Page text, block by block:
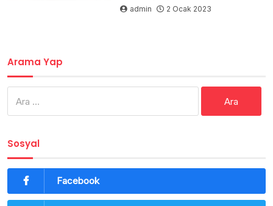
admin 2 Ocak 2023
Arama Yap
Sosyal
Facebook